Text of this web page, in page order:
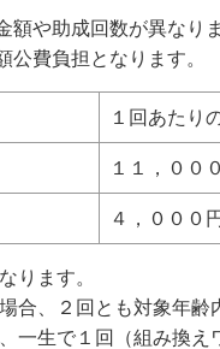
や助成回数が異なりま
費負担となります。
１回あたり
１１，００
４，０００円
ります。
合、２回とも対象年齢
一生で１回（組み換え